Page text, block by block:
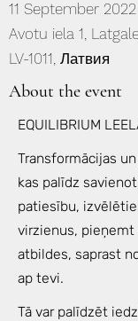
11 September 2022
Avotu iela 1,
LV-1011, Латвия
About the event
EQUILIBRIUM
Transformācijas
kas palīdz
patiesību,
virzienus,
atbildes, saprast
ap tevi.
Tā var palīdzēt